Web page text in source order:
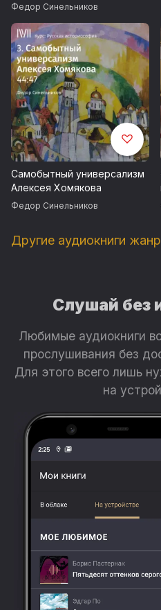
Федор Синельников
Самобытный универсализм
Алексея Хомякова
Федор Синельников
Другие аудиокниги
Слушай без
Любимые аудиокниги
прослушивания без
Для этого всего лишь
на